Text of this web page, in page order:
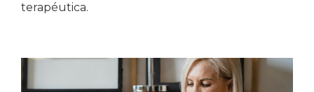
terapéutica.